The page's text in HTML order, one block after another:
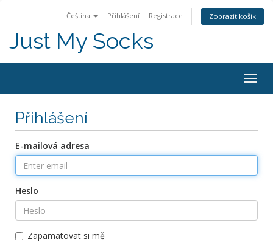
Čeština Přihlášení Registrace Zobrazit košík
Just My Socks
Přihlášení
E-mailová adresa
Heslo
Zapamatovat si mě